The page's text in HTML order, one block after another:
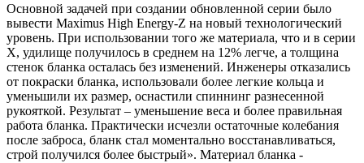
Основной задачей при создании обновленной серии было
вывести Maximus High Energy-Z на новый технологический
уровень. При использовании того же материала, что и в серии
X, удилище получилось в среднем на 12% легче, а толщина
стенок бланка осталась без изменений. Инженеры отказались
от покраски бланка, использовали более легкие кольца и
уменьшили их размер, оснастили спиннинг разнесенной
рукояткой. Результат – уменьшение веса и более правильная
работа бланка. Практически исчезли остаточные колебания
после заброса, бланк стал моментально восстанавливаться,
строй получился более быстрый». Материал бланка -